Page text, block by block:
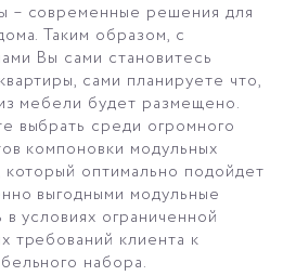
– современные решения для
Таким образом, с
Вы сами становитесь
сами планируете что,
мебели будет размещено.
выбрать среди огромного
компоновки модульных
оптимально подойдет
выгодными модульные
условиях ограниченной
требований клиента к
набора.